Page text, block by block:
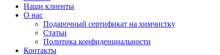
Наши клиенты
О нас
Подарочный сертификат на химчистку
Статьи
Политика конфиденциальности
Контакты